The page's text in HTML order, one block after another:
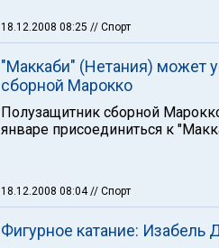
18.12.2008 08:25 // Спорт
"Маккаби" (Нетания) может
сборной Марокко
Полузащитник сборной
январе присоединиться к
18.12.2008 08:04// Спорт
Фигурное катание: Изабель